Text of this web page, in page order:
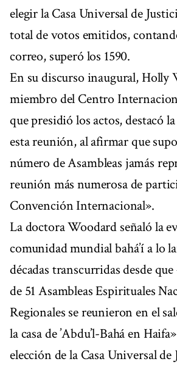
elegir la Casa Universal de
total de votos emitidos,
correo, superó los 1590.
En su discurso inaugural, Holly
miembro del Centro
que presidió los actos, destacó
esta reunión, al afirmar que
número de Asambleas jamás
reunión más numerosa de
Convención Internacional».
La doctora Woodard señaló la
comunidad mundial bahá’í a lo
décadas transcurridas desde
de 51 Asambleas Espirituales
Regionales se reunieron en el
la casa de ’Abdu’l-Bahá en
elección de la Casa Universal de